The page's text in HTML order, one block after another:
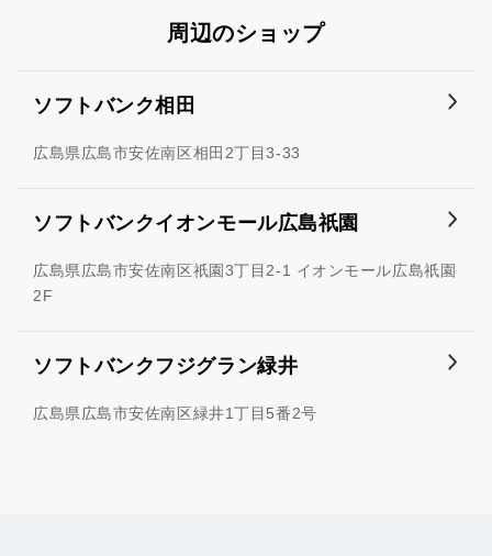
周辺のショップ
ソフトバンク相田
広島県広島市安佐南区相田2丁目3-33
ソフトバンクイオンモール広島祇園
広島県広島市安佐南区祇園3丁目2-1 イオンモール広島祇園
2F
ソフトバンクフジグラン緑井
広島県広島市安佐南区緑井1丁目5番2号